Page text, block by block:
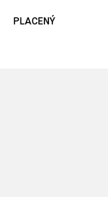
PLACENÝ